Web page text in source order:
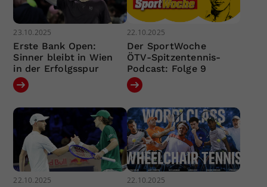
23.10.2025
Erste Bank Open:
Sinner bleibt in Wien
in der Erfolgsspur
22.10.2025
Der SportWoche
ÖTV-Spitzentennis-
Podcast: Folge 9
22.10.2025 22.10.2025